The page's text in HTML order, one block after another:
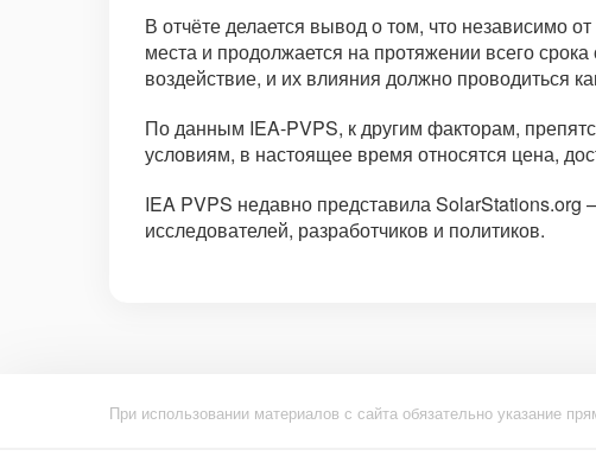
В отчёте делается вывод о том, что независимо
места и продолжается на протяжении всего
воздействие, и их влияния должно проводиться
По данным IEA-PVPS, к другим факторам,
условиям, в настоящее время относятся цена,
IEA PVPS недавно представила SolarStations.org
исследователей, разработчиков и политиков.
При использовании материалов с сайта обязательно указание